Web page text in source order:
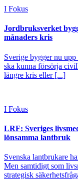
I Fokus
Jordbruksverket
månaders kris
Sverige bygger nu upp
ska kunna försörja
längre kris eller [...]
I Fokus
LRF: Sveriges
lönsamma lantbruk
Svenska lantbrukare
Men samtidigt som
strategisk